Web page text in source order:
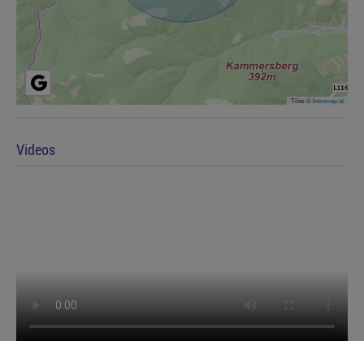
Tiles ©basemap.at
Videos